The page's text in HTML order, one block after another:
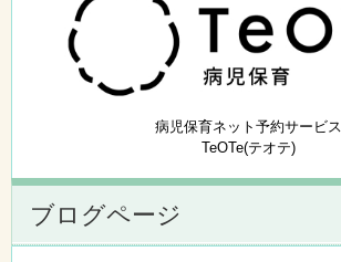
病児保育ネット予約サービス
TeOTe(テオテ)
ブログページ